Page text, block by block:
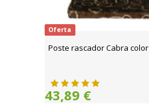
Oferta
Poste rascador Cabra
43,89 €